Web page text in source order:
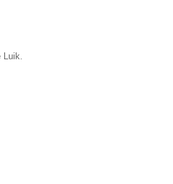
Luik.